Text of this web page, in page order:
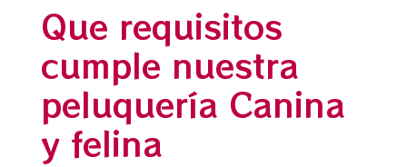
Que requisitos
cumple nuestra
peluquería Canina
y felina